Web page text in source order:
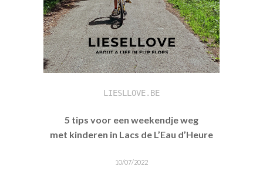
LIESLLOVE.BE
5 tips voor een weekendje weg
met kinderen in Lacs de L’Eau d’Heure
10/07/2022